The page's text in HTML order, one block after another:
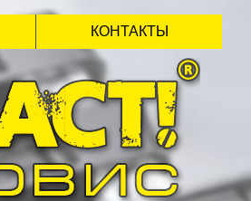
КОНТАКТЫ